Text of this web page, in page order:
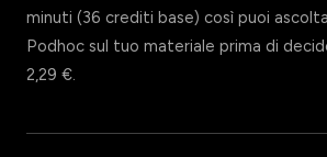
minuti (36 crediti base) così puoi
Podhoc sul tuo materiale prima di
2,29 €.